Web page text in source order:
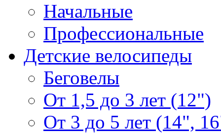
Начальные
Профессиональные
Детские велосипеды
Беговелы
От 1,5 до 3 лет (12")
От 3 до 5 лет (14",